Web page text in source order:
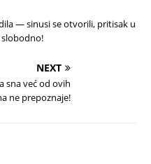
— sinusi se otvorili, pritisak u
slobodno!
NEXT
sna već od ovih
ne prepoznaje!